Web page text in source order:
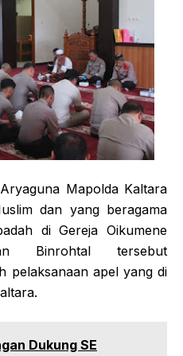
Mapolda Kaltara
dan yang beragama
di Gereja Oikumene
Binrohtal tersebut
pelaksanaan apel yang di
Dukung SE